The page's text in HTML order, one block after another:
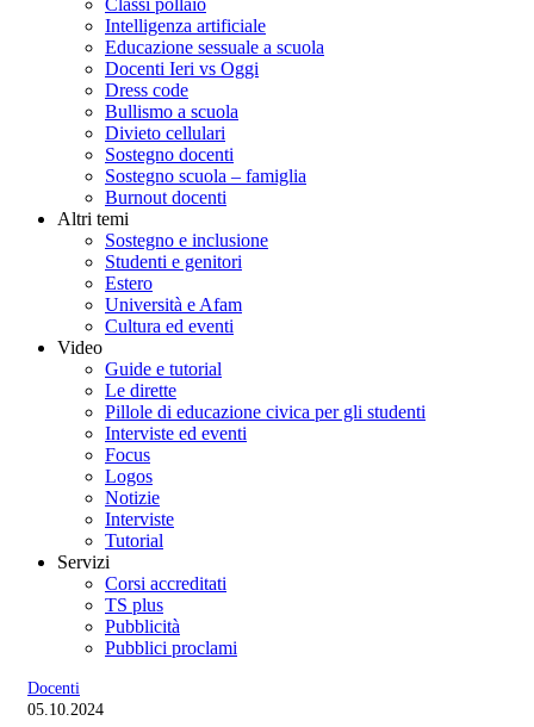
Classi pollaio
Intelligenza artificiale
Educazione sessuale a scuola
Docenti Ieri vs Oggi
Dress code
Bullismo a scuola
Divieto cellulari
Sostegno docenti
Sostegno scuola – famiglia
Burnout docenti
Altri temi
Sostegno e inclusione
Studenti e genitori
Estero
Università e Afam
Cultura ed eventi
Video
Guide e tutorial
Le dirette
Pillole di educazione civica per gli studenti
Interviste ed eventi
Focus
Logos
Notizie
Interviste
Tutorial
Servizi
Corsi accreditati
TS plus
Pubblicità
Pubblici proclami
Docenti
05.10.2024